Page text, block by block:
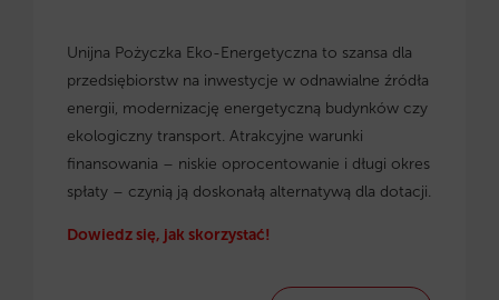
Unijna Pożyczka Eko-Energetyczna to szansa dla
przedsiębiorstw na inwestycje w odnawialne źródła
energii, modernizację energetyczną budynków czy
ekologiczny transport. Atrakcyjne warunki
finansowania – niskie oprocentowanie i długi okres
spłaty – czynią ją doskonałą alternatywą dla dotacji.
Dowiedz się, jak skorzystać!